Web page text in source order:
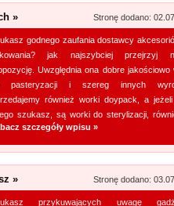
Akredytowane laboratorium
odwiedzić każdy, kogo
aparaturę oraz wiedzę, by
elektro...
HYDRO-PLAN
Pozwolenie wodnoprawne
skutki prawne. Firma Hydro-
operaty wodnoprawne. Są
» Stronę dodano:
godnego zaufania dostawcy
jak najszybciej przejrzyj
Uwzględnia ona dobre jakościowo
pasteryzacji i szereg innych
również worki doypack, a
szukasz, są worki do sterylizacji,
szczegóły wpisu »
» Stronę dodano:
przykuwających uwagę